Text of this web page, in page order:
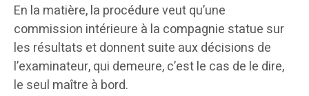
En la matière, la procédure veut qu’une
commission intérieure à la compagnie statue sur
les résultats et donnent suite aux décisions de
l’examinateur, qui demeure, c’est le cas de le dire,
le seul maître à bord.